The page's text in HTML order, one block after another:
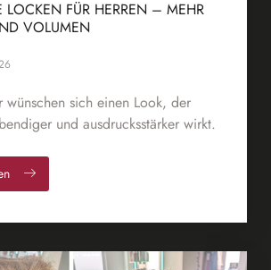
LOCKEN FÜR HERREN – MEHR
VOLUMEN
wünschen sich einen Look, der
und ausdrucksstärker wirkt.